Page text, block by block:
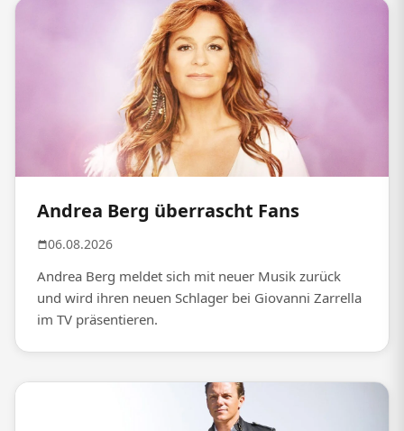
Andrea Berg überrascht Fans
06.08.2026
Andrea Berg meldet sich mit neuer Musik zurück
und wird ihren neuen Schlager bei Giovanni Zarrella
im TV präsentieren.